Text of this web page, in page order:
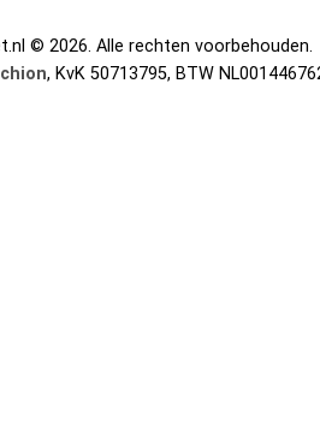
© 2026. Alle rechten voorbehouden.
, KvK 50713795, BTW